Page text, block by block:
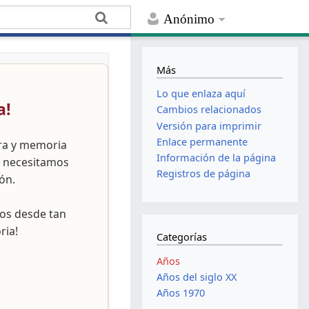
Anónimo
y memoria
necesitamos
desde tan
Más
Lo que enlaza aquí
Cambios relacionados
Versión para imprimir
Enlace permanente
Información de la página
Registros de página
Categorías
Años
Años del siglo XX
Años 1970